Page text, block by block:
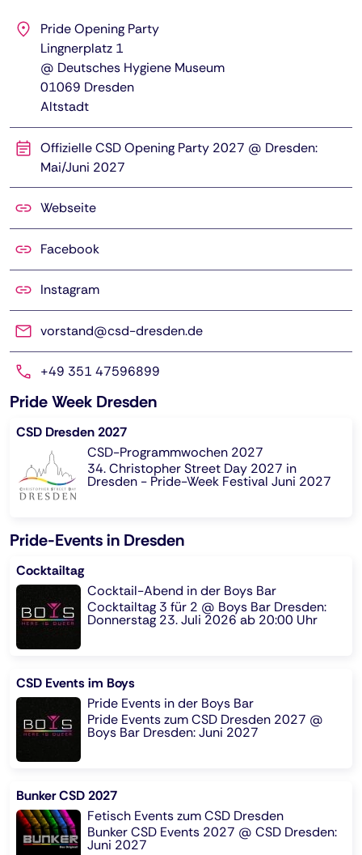
Pride Opening Party
Lingnerplatz 1
@ Deutsches Hygiene Museum
01069 Dresden
Altstadt
Offizielle CSD Opening Party 2027 @ Dresden:
Mai/Juni 2027
Webseite
Facebook
Instagram
vorstand@csd-dresden.de
+49 351 47596899
Pride Week Dresden
CSD Dresden 2027
CSD-Programmwochen 2027
34. Christopher Street Day 2027 in
Dresden - Pride-Week Festival Juni 2027
Pride-Events in Dresden
Cocktailtag
Cocktail-Abend in der Boys Bar
Cocktailtag 3 für 2 @ Boys Bar Dresden:
Donnerstag 23. Juli 2026 ab 20:00 Uhr
CSD Events im Boys
Pride Events in der Boys Bar
Pride Events zum CSD Dresden 2027 @
Boys Bar Dresden: Juni 2027
Bunker CSD 2027
Fetisch Events zum CSD Dresden
Bunker CSD Events 2027 @ CSD Dresden:
Juni 2027